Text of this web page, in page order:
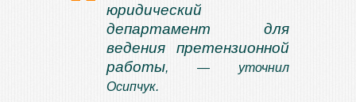
юридический
департамент для
ведения претензионной
работы, — уточнил
Осипчук.